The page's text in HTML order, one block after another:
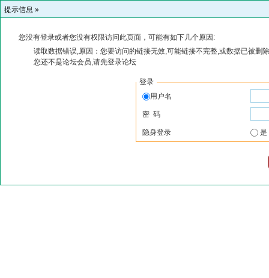
提示信息 »
您没有登录或者您没有权限访问此页面，可能有如下几个原因:
读取数据错误,原因：您要访问的链接无效,可能链接不完整,或数据已被删
您还不是论坛会员,请先登录论坛
登录
用户名
密 码
隐身登录